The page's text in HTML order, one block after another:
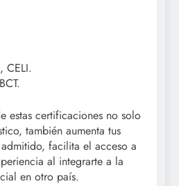
CELI.
estas certificaciones no solo
también aumenta tus
facilita el acceso a
al integrarte a la
en otro país.